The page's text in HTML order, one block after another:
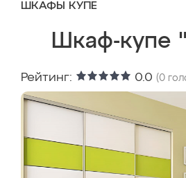
ШКАФЫ КУПЕ
Шкаф-купе
Рейтинг: 0.0 (0